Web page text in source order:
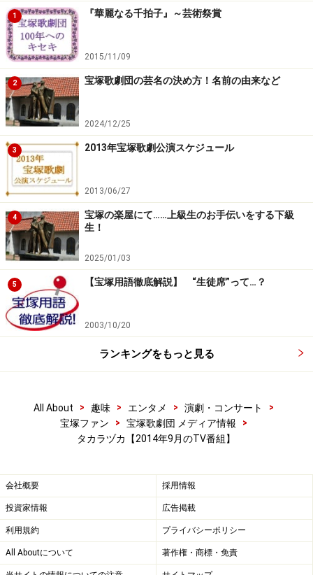
12日(金)【OG】湖月わたる(MC) WOWOW 5:15～6:00「宝
塚プルミエール『花組「エリザベート」＆ 宝塚×HAWAII
スペシャル』」
12日(金)【OG】はいだしょうこ TX 18:58～19:54「腹ペ
コ!なでしこグルメ旅～熊谷～」
13日(土)【OG】遼河はるひ CX 18:30～19:00「もしもツ
アーズ」
13日(土)【OG】久世星佳 NTV 21:00～21:54「金田一少年
の事件簿ＮＥＯ」
14日(日)特別編 MX 10:00～10:30「TAKARAZUKA Café
break」
15日(月)【OG】大地真央 TX 8:30～10:00「そうだ旅に行
15日(月)【OG】遼河はるひ CX 11:55～13:00「バイキン
16日(火)【OG】はいだしょうこ TX 18:57 ～ 20:54「そう
だ旅に行こうSP 秘境!絶景!温泉!素晴らしい日本一だら
けベスト9全部行く」
1 『華麗なる千拍子』～芸術祭賞
2015/11/09
2 宝塚歌劇団の芸名の決め方！名前の由来など
2024/12/25
3 2013年宝塚歌劇公演スケジュール
2013/06/27
4
宝塚の楽屋にて……上級生のお手伝いをする下級
生！
2025/01/03
5 【宝塚用語徹底解説】 “生徒席”って…？
2003/10/20
ランキングをもっと見る
All About > 趣味 > エンタメ > 演劇・コンサート
>
宝塚ファン
> 宝塚歌劇団 メディア情報
>
タカラヅカ【2014年9月のTV番組】
会社概要 採用情報
投資家情報 広告掲載
利用規約 プライバシーポリシー
All Aboutについて 著作権・商標・免責